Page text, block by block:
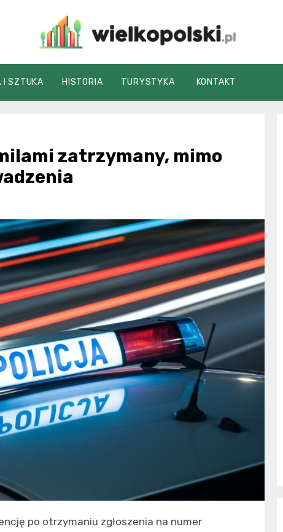
wielkopolski.pl
I SZTUKA HISTORIA TURYSTYKA KONTAKT
zatrzymany, mimo
po otrzymaniu zgłoszenia na numer